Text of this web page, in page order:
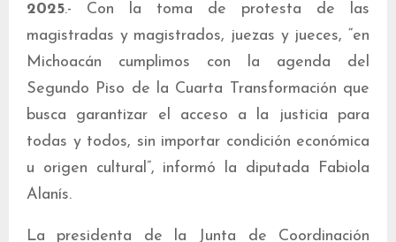
2025.- Con la toma de protesta de las
magistradas y magistrados, juezas y jueces, “en
Michoacán cumplimos con la agenda del
Segundo Piso de la Cuarta Transformación que
busca garantizar el acceso a la justicia para
todas y todos, sin importar condición económica
u origen cultural”, informó la diputada Fabiola
Alanís.
La presidenta de la Junta de Coordinación